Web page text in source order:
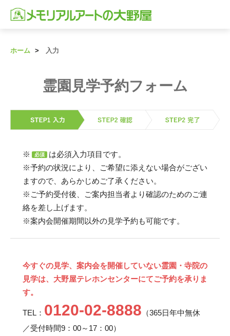
ホーム 入力
霊園見学予約フォーム
※ 必須
は必須入力項目です。
※予約の状況により、ご希望に添えない場合がござい
ますので、あらかじめご了承ください。
※ご予約受付後、ご案内担当者より確認のためのご連
絡を差し上げます。
※案内会開催期間以外の見学予約も可能です。
今すぐの見学、案内会を開催していない霊園・寺院の
見学は、大野屋テレホンセンターにてご予約を承りま
す。
TEL： 0120-02-8888 （365日年中無休
／受付時間9：00～17：00）